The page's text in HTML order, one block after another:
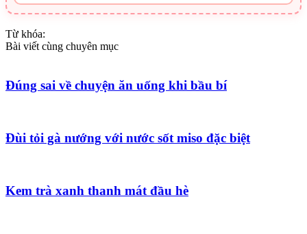
Từ khóa:
Bài viết cùng chuyên mục
Đúng sai về chuyện ăn uống khi bầu bí
Đùi tỏi gà nướng với nước sốt miso đặc biệt
Kem trà xanh thanh mát đầu hè